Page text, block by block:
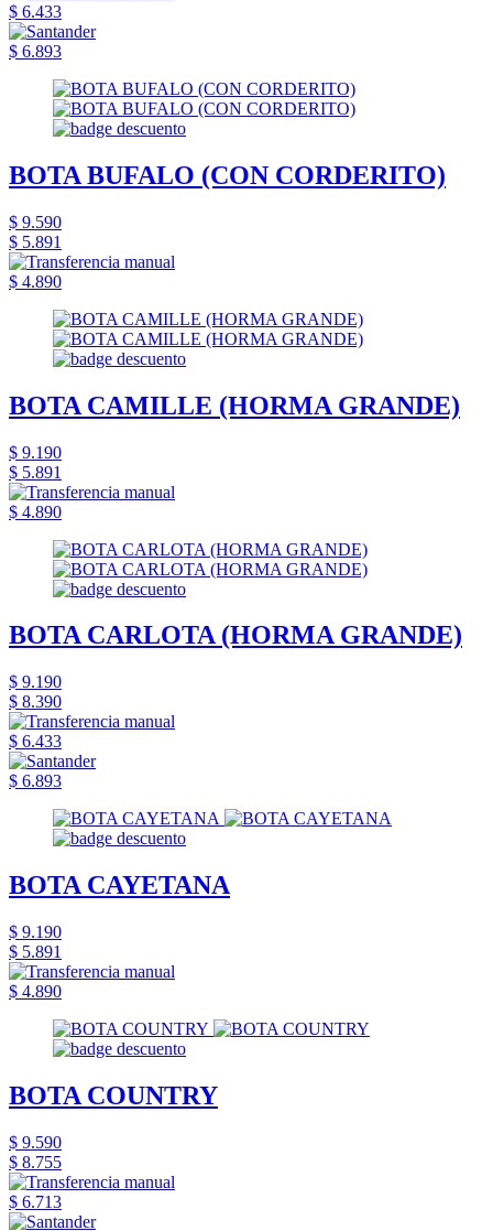
$ 6.433
$ 6.893
BOTA BUFALO (CON CORDERITO)
$ 9.590
$ 5.891
$ 4.890
BOTA CAMILLE (HORMA GRANDE)
$ 9.190
$ 5.891
$ 4.890
BOTA CARLOTA (HORMA GRANDE)
$ 9.190
$ 8.390
$ 6.433
$ 6.893
BOTA CAYETANA
$ 9.190
$ 5.891
$ 4.890
BOTA COUNTRY
$ 9.590
$ 8.755
$ 6.713